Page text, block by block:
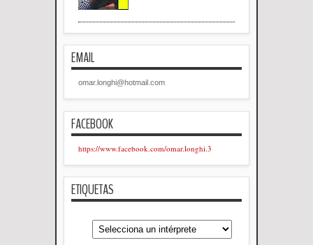
EMAIL
omar.longhi@hotmail.com
FACEBOOK
https://www.facebook.com/omar.longhi.3
ETIQUETAS